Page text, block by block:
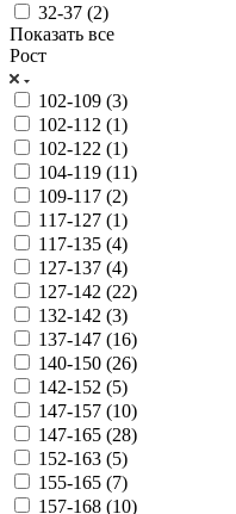
32-37 (2)
Показать все
Рост
102-109 (3)
102-112 (1)
102-122 (1)
104-119 (11)
109-117 (2)
117-127 (1)
117-135 (4)
127-137 (4)
127-142 (22)
132-142 (3)
137-147 (16)
140-150 (26)
142-152 (5)
147-157 (10)
147-165 (28)
152-163 (5)
155-165 (7)
157-168 (10)